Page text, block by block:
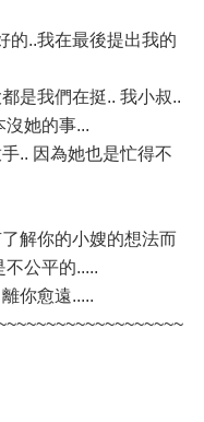
的..我在最後提出我的
是我們在挺.. 我小叔..
沒她的事...
.. 因為她也是忙得不
解你的小嫂的想法而
公平的.....
你愈遠.....